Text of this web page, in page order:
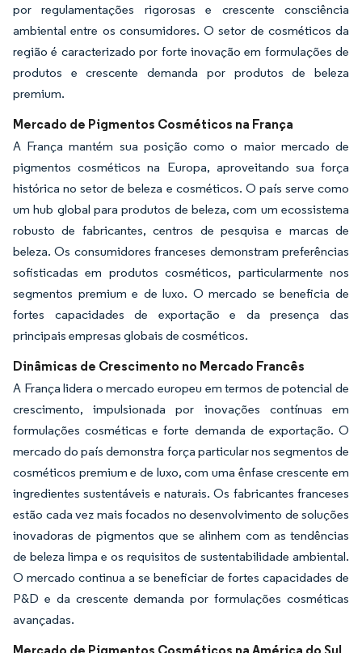
por regulamentações rigorosas e crescente consciência
ambiental entre os consumidores. O setor de cosméticos da
região é caracterizado por forte inovação em formulações de
produtos e crescente demanda por produtos de beleza
premium.
Mercado de Pigmentos Cosméticos na França
A França mantém sua posição como o maior mercado de
pigmentos cosméticos na Europa, aproveitando sua força
histórica no setor de beleza e cosméticos. O país serve como
um hub global para produtos de beleza, com um ecossistema
robusto de fabricantes, centros de pesquisa e marcas de
beleza. Os consumidores franceses demonstram preferências
sofisticadas em produtos cosméticos, particularmente nos
segmentos premium e de luxo. O mercado se beneficia de
fortes capacidades de exportação e da presença das
principais empresas globais de cosméticos.
Dinâmicas de Crescimento no Mercado Francês
A França lidera o mercado europeu em termos de potencial de
crescimento, impulsionada por inovações contínuas em
formulações cosméticas e forte demanda de exportação. O
mercado do país demonstra força particular nos segmentos de
cosméticos premium e de luxo, com uma ênfase crescente em
ingredientes sustentáveis e naturais. Os fabricantes franceses
estão cada vez mais focados no desenvolvimento de soluções
inovadoras de pigmentos que se alinhem com as tendências
de beleza limpa e os requisitos de sustentabilidade ambiental.
O mercado continua a se beneficiar de fortes capacidades de
P&D e da crescente demanda por formulações cosméticas
avançadas.
Mercado de Pigmentos Cosméticos na América do Sul